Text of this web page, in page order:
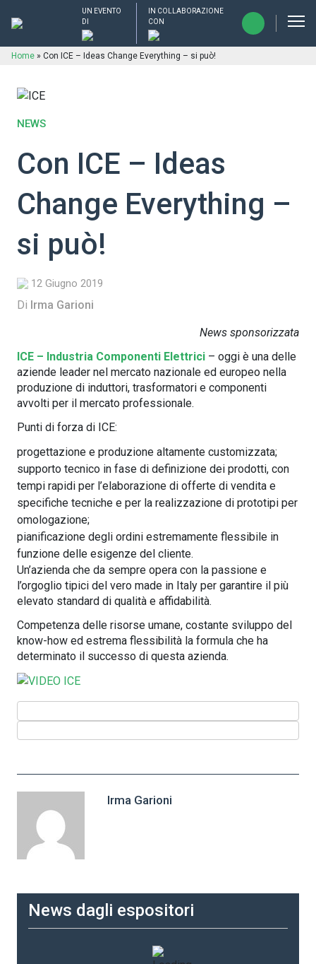
UN EVENTO
DI
IN COLLABORAZIONE
CON
Home » Con ICE – Ideas Change Everything – si può!
NEWS
Con ICE – Ideas
Change Everything –
si può!
12 Giugno 2019
Di Irma Garioni
News sponsorizzata
ICE – Industria Componenti Elettrici – oggi è una delle
aziende leader nel mercato nazionale ed europeo nella
produzione di induttori, trasformatori e componenti
avvolti per il mercato professionale.
Punti di forza di ICE:
progettazione e produzione altamente customizzata;
supporto tecnico in fase di definizione dei prodotti, con
tempi rapidi per l’elaborazione di offerte di vendita e
specifiche tecniche e per la realizzazione di prototipi per
omologazione;
pianificazione degli ordini estremamente flessibile in
funzione delle esigenze del cliente.
Un’azienda che da sempre opera con la passione e
l’orgoglio tipici del vero made in Italy per garantire il più
elevato standard di qualità e affidabilità.
Competenza delle risorse umane, costante sviluppo del
know-how ed estrema flessibilità la formula che ha
determinato il successo di questa azienda.
Irma Garioni
News dagli espositori